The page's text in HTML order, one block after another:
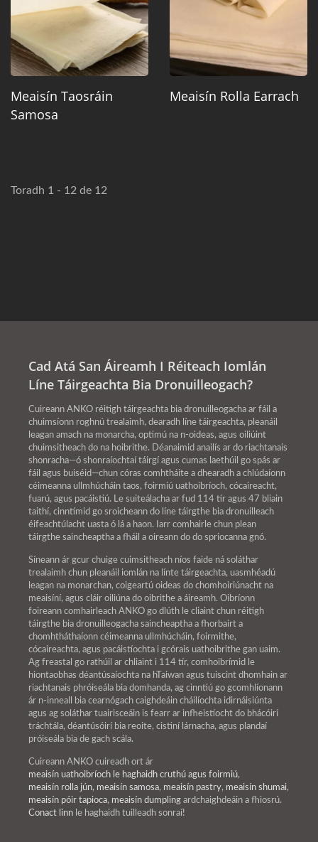
Meaisín Taosráin
Samosa
Meaisín Rolla Earrach
Toradh 1 - 12 de 12
Cad Atá San Áireamh I Réiteach Iomlán
Líne Táirgeachta Bia Dronuilleogach?
Cuireann ANKO réitigh táirgeachta bia dronuilleogacha ar fáil a
chuimsíonn roghnú trealaimh, dearadh líne táirgeachta, pleanáil
leagan amach na monarcha, optimú na n-oideas, agus oiliúint
chuimsitheach do na hoibrithe. Déanaimid anailís ar do riachtanais
shonracha—ó shonraíochtaí táirgí agus cumas laethúil go spás ar
fáil agus buiséid—chun córas comhtháite a dhearadh a chlúdaíonn
céimeanna ullmhúcháin taos, foirmiú uathoibríoch, cócaireacht,
fuarú, agus pacáistiú. Le suiteálacha ar fud 114 tír agus 47 bliain
taithí, cinntímid go sroicheann do líne táirgthe bia dronuilleach
éifeachtúlacht uasta ó lá a haon. Iarr comhairle chun plean
táirgthe saincheaptha a fháil a oireann do do spriocanna gnó.
Síneann ár gcur chuige cuimsitheach níos faide ná soláthar
trealaimh chun pleanáil iomlán na línte táirgeachta, uasmhéadú
leagan na monarchan, coigeartú oideas do chomhoiriúnacht na
meaisíní, agus cláir oiliúna do oibrithe a áireamh. Oibríonn
foireann comhairleach ANKO go dlúth le cliaint chun réitigh
táirgthe bia dronuilleogacha saincheaptha a fhorbairt a
chomhtháthaíonn céimeanna ullmhúcháin, foirmithe,
cócaireachta, agus pacáistíochta i gcórais uathoibrithe gan uaim.
Ag freastal go rathúil ar chliaint i 114 tír, comhoibrímid le
hiontaobhas déantúsaíochta na hTaiwan agus tuiscint dhomhain ar
riachtanais phróiseála bia domhanda, ag cinntiú go gcomhlíonann
ár n-inneall bia cearnógach caighdeáin cháilíochta idirnáisiúnta
agus ag soláthar tuairisceáin is fearr ar infheistíocht do bhácóirí
tráchtála, déantúsóirí bia reoite, cistiní lárnacha, agus plandaí
próiseála bia de gach scála.
Cuireann ANKO cuireadh ort ár
meaisín uathoibríoch le haghaidh cruthú agus foirmiú,
meaisín rolla jún, meaisín samosa, meaisín pastry, meaisín shumai,
meaisín póir tapioca, meaisín dumpling ardchaighdeáin a fhiosrú.
Conact linn le haghaidh tuilleadh sonraí!